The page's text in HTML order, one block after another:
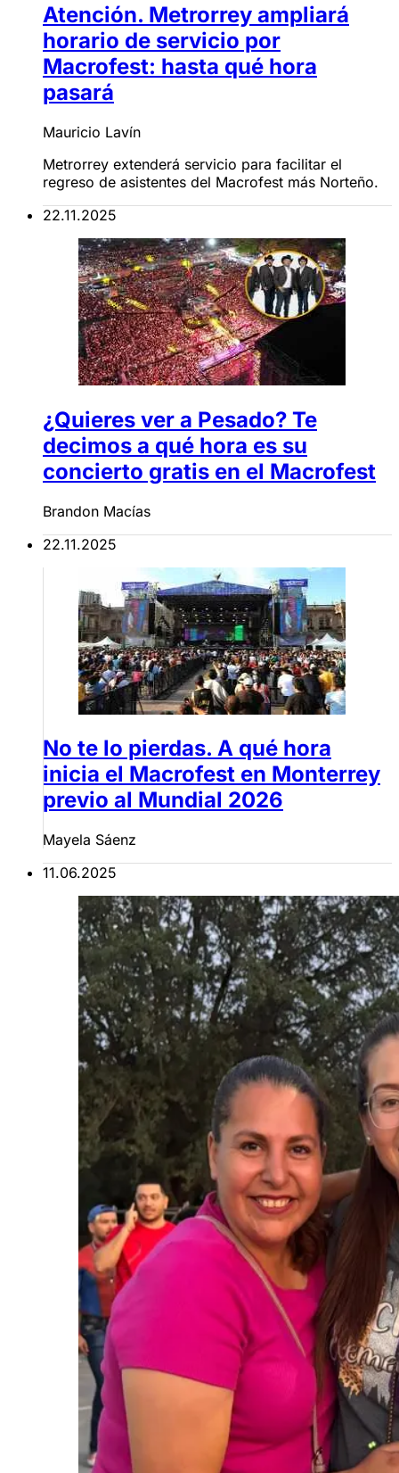
Atención. Metrorrey ampliará
horario de servicio por
Macrofest: hasta qué hora
pasará
Mauricio Lavín
Metrorrey extenderá servicio para facilitar el
regreso de asistentes del Macrofest más Norteño.
22.11.2025
¿Quieres ver a Pesado? Te
decimos a qué hora es su
concierto gratis en el Macrofest
Brandon Macías
22.11.2025
No te lo pierdas. A qué hora
inicia el Macrofest en Monterrey
previo al Mundial 2026
Mayela Sáenz
11.06.2025